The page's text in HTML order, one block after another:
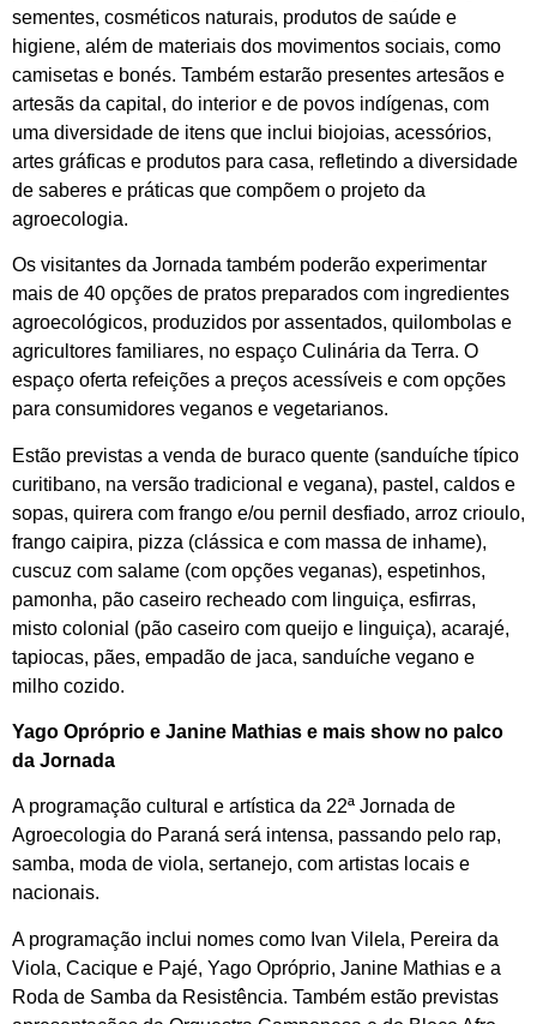
sementes, cosméticos naturais, produtos de saúde e
higiene, além de materiais dos movimentos sociais, como
camisetas e bonés. Também estarão presentes artesãos e
artesãs da capital, do interior e de povos indígenas, com
uma diversidade de itens que inclui biojoias, acessórios,
artes gráficas e produtos para casa, refletindo a diversidade
de saberes e práticas que compõem o projeto da
agroecologia.
Os visitantes da Jornada também poderão experimentar
mais de 40 opções de pratos preparados com ingredientes
agroecológicos, produzidos por assentados, quilombolas e
agricultores familiares, no espaço Culinária da Terra. O
espaço oferta refeições a preços acessíveis e com opções
para consumidores veganos e vegetarianos.
Estão previstas a venda de buraco quente (sanduíche típico
curitibano, na versão tradicional e vegana), pastel, caldos e
sopas, quirera com frango e/ou pernil desfiado, arroz crioulo,
frango caipira, pizza (clássica e com massa de inhame),
cuscuz com salame (com opções veganas), espetinhos,
pamonha, pão caseiro recheado com linguiça, esfirras,
misto colonial (pão caseiro com queijo e linguiça), acarajé,
tapiocas, pães, empadão de jaca, sanduíche vegano e
milho cozido.
Yago Opróprio e Janine Mathias e mais show no palco
da Jornada
A programação cultural e artística da 22ª Jornada de
Agroecologia do Paraná será intensa, passando pelo rap,
samba, moda de viola, sertanejo, com artistas locais e
nacionais.
A programação inclui nomes como Ivan Vilela, Pereira da
Viola, Cacique e Pajé, Yago Opróprio, Janine Mathias e a
Roda de Samba da Resistência. Também estão previstas